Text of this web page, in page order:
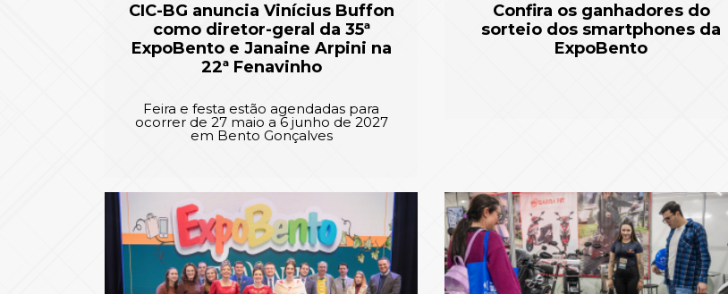
CIC-BG anuncia Vinícius Buffon
como diretor-geral da 35ª
ExpoBento e Janaine Arpini na
22ª Fenavinho
Feira e festa estão agendadas para
ocorrer de 27 maio a 6 junho de 2027
em Bento Gonçalves
Confira os ganhadores do
sorteio dos smartphones da
ExpoBento